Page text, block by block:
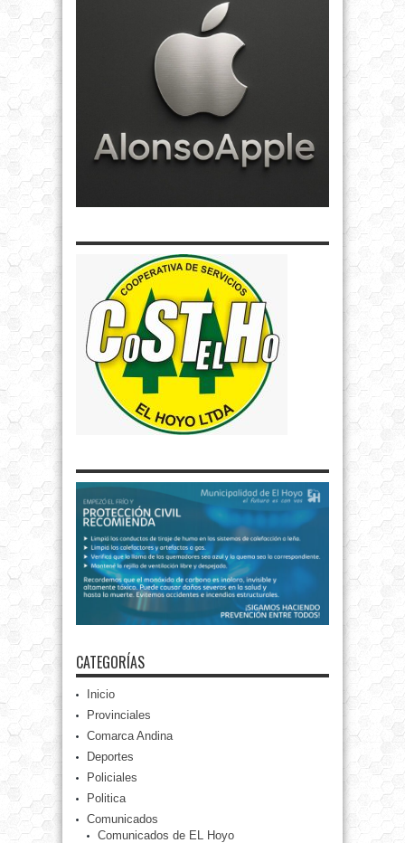
CATEGORÍAS
Inicio
Provinciales
Comarca Andina
Deportes
Policiales
Politica
Comunicados
Comunicados de EL Hoyo